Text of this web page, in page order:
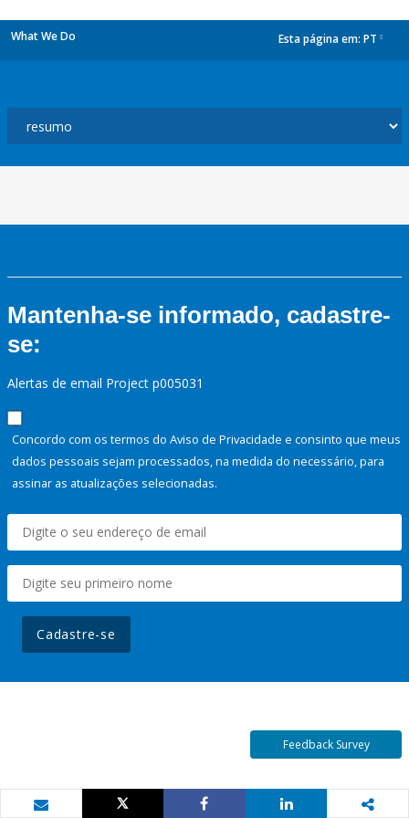
What We Do Esta página em: PT
Mantenha-se informado, cadastre-
se:
Alertas de email Project p005031
Concordo com os termos do Aviso de Privacidade e consinto que meus
dados pessoais sejam processados, na medida do necessário, para
assinar as atualizações selecionadas.
Cadastre-se
Feedback Survey